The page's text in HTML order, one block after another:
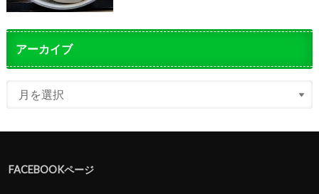
アーカイブ
FACEBOOKページ